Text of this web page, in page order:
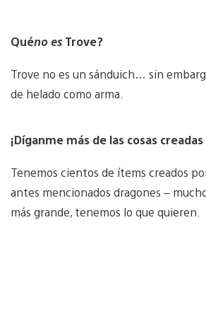
Quéno es Trove?
Trove no es un sánduich… sin
de helado como arma.
¡Díganme más de las cosas
Tenemos cientos de ítems creados
antes mencionados dragones –
más grande, tenemos lo que quieren.